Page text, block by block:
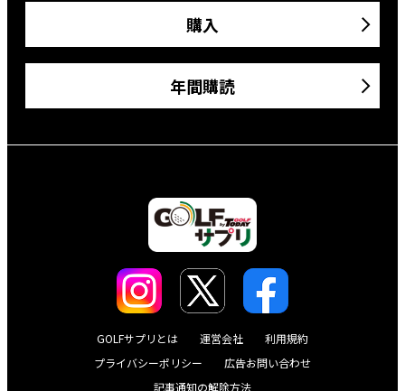
購入
年間購読
GOLFサプリとは 運営会社
利用規約
プライバシーポリシー
広告お問い合わせ
記事通知の解除方法